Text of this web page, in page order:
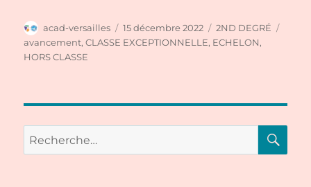
Auteur
acad-versailles
Publié
le
15 décembre 2022 Catégories
2ND DEGRÉ
avancement,CLASSE EXCEPTIONNELLE, ECHELON,
HORS CLASSE
Recherche
pour :